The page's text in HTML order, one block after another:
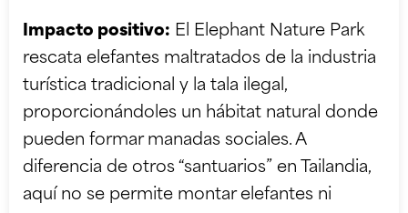
Impacto positivo: El Elephant Nature Park
rescata elefantes maltratados de la industria
turística tradicional y la tala ilegal,
proporcionándoles un hábitat natural donde
pueden formar manadas sociales. A
diferencia de otros “santuarios” en Tailandia,
aquí no se permite montar elefantes ni